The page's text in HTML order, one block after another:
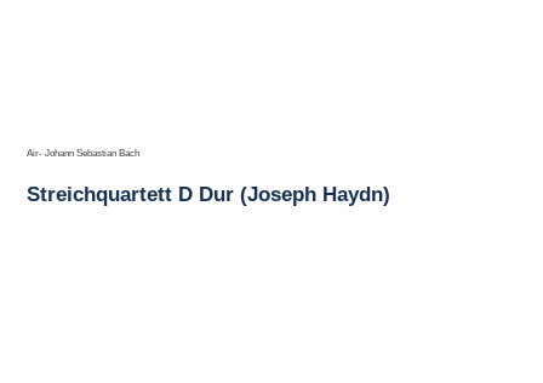
Air- Johann Sebastian Bach
Streichquartett D Dur (Joseph Haydn)